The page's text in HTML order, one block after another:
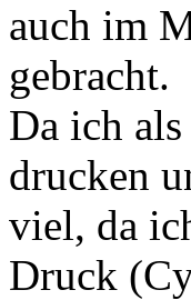
auch im
gebracht.
Da ich
drucken
viel, da
Druck